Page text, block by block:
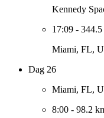
Kennedy
17:09 -
Miami, FL,
Dag 26
Miami, FL,
8:00 - 98.2